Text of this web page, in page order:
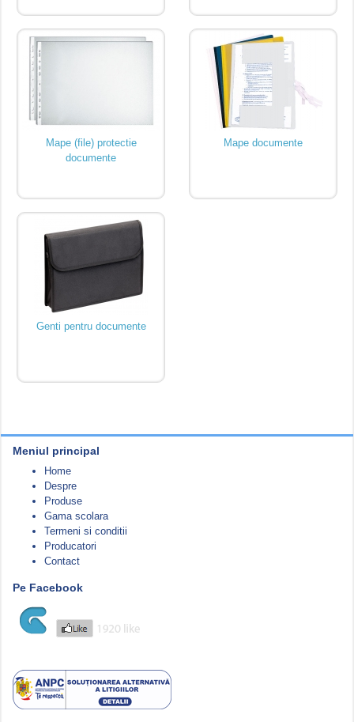
Mape (file) protectie
documente
Mape documente
Genti pentru documente
Meniul principal
Home
Despre
Produse
Gama scolara
Termeni si conditii
Producatori
Contact
Pe Facebook